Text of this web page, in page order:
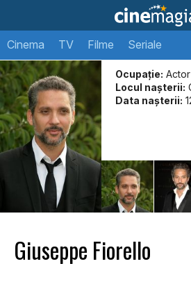
Cinema TV Filme Seriale
Ocupație: Actor
Locul naşterii:
Data naşterii:
Giuseppe Fiorello